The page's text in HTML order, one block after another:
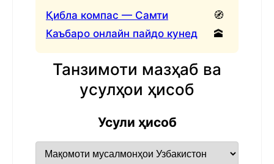
Қибла компас — Самти
Каъбаро онлайн пайдо кунед
🧭
🕋
Танзимоти мазҳаб ва
усулҳои ҳисоб
Усули ҳисоб